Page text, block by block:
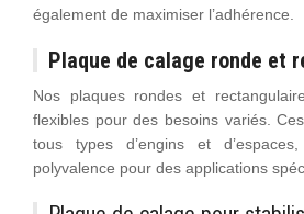
également de maximiser l’adhérence.
Plaque de calage ronde et
Nos plaques rondes et
flexibles pour des besoins variés.
tous types d’engins et
polyvalence pour des applications